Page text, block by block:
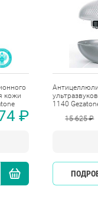
кожи
₽
КУПИТЬ
1140
15 625 ₽